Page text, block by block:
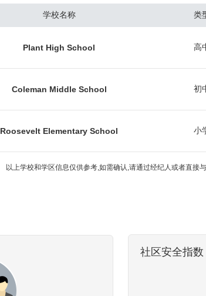
南）。这些区域同时也是交易最频繁，涨幅较快的区
房产受到了海外各国投资人的青睐，人数最多的是加
数近5年快速地增加，已经达到总人数的5.7%。选择
报。最新数据显示，奥兰多的房屋中位数挂牌价为
元，年涨幅达31.9%。近几年来，很多嗅觉敏锐的华
学校名称 类
Plant High School 高
Coleman Middle School 初
Roosevelt Elementary School 小
以上学校和学区信息仅供参考,如需确认,请通过经纪人或者直接
社区安全指数